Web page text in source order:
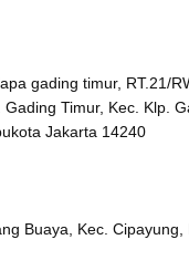
gading timur, RT.21/
Timur, Kec. Klp.
Jakarta 14240
Buaya, Kec. Cipayung,